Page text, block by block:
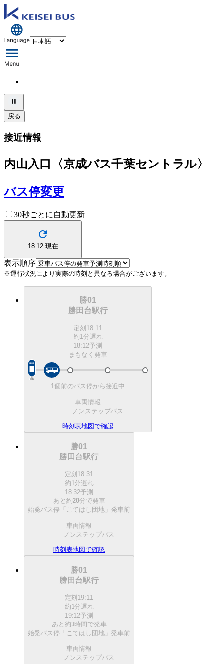
戻る
接近情報
内山入口〈京成バス千葉セントラル〉
バス停変更
30秒ごとに自動更新
18:12 現在
表示順序
※運行状況により実際の時刻と異なる場合がございます。
勝01
勝田台駅行
定刻 18:11
約1分遅れ
18:12予測
まもなく発車
1個前のバス停から接近中
車両情報
ノンステップバス
時刻表地図で確認
勝01
勝田台駅行
定刻 18:31
約1分遅れ
18:32予測
あと約20分で発車
始発バス停「こてはし団地」発車前
車両情報
ノンステップバス
時刻表地図で確認
勝01
勝田台駅行
定刻 19:11
約1分遅れ
19:12予測
あと約1時間で発車
始発バス停「こてはし団地」発車前
車両情報
ノンステップバス